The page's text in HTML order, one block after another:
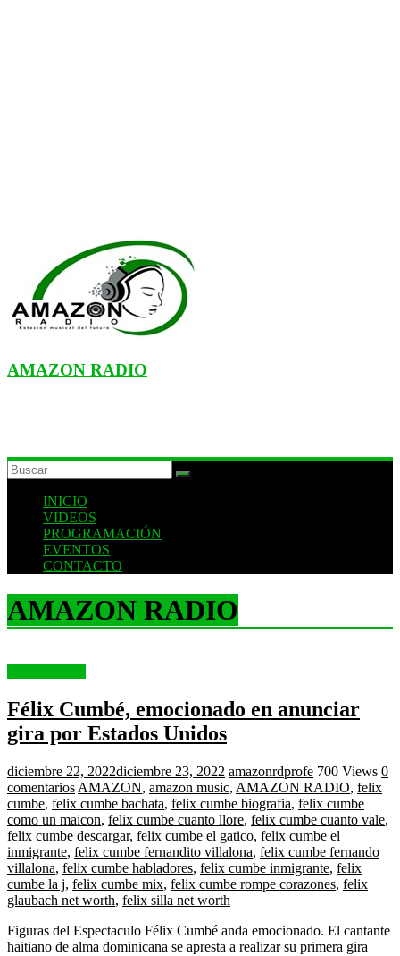
AMAZON RADIO
INICIO
VIDEOS
PROGRAMACIÓN
EVENTOS
CONTACTO
AMAZON RADIO
Félix Cumbé, emocionado en anunciar
gira por Estados Unidos
diciembre 22, 2022diciembre 23, 2022 amazonrdprofe 700 Views 0
comentarios AMAZON, amazon music, AMAZON RADIO, felix
cumbe, felix cumbe bachata, felix cumbe biografia, felix cumbe
como un maicon, felix cumbe cuanto llore, felix cumbe cuanto vale,
felix cumbe descargar, felix cumbe el gatico, felix cumbe el
inmigrante, felix cumbe fernandito villalona, felix cumbe fernando
villalona, felix cumbe habladores, felix cumbe inmigrante, felix
cumbe la j, felix cumbe mix, felix cumbe rompe corazones, felix
glaubach net worth, felix silla net worth
Figuras del Espectaculo Félix Cumbé anda emocionado. El cantante
haitiano de alma dominicana se apresta a realizar su primera gira